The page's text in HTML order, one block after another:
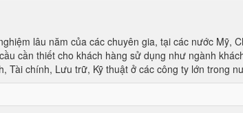
lâu năm của các chuyên gia, tại các nước
cần thiết cho khách hàng sử dụng như ngành
Tài chính, Lưu trữ, Kỹ thuật ở các công ty lớn trong